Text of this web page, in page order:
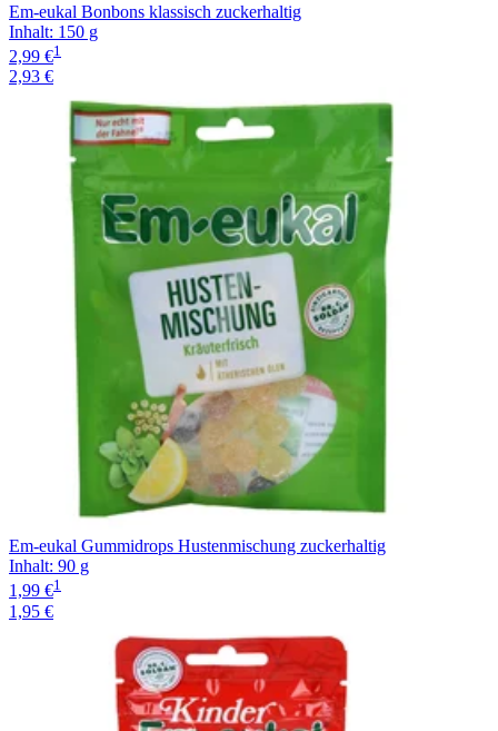
Em-eukal Bonbons klassisch zuckerhaltig
Inhalt: 150 g
2,99 €1
2,93 €
Em-eukal Gummidrops Hustenmischung zuckerhaltig
Inhalt: 90 g
1,99 €1
1,95 €